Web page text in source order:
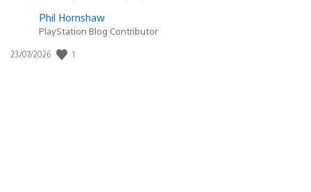
Phil Hornshaw
PlayStation Blog Contributor
Fecha
23/07/2026 1